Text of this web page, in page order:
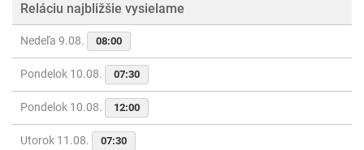
Reláciu najbližšie vysielame
Nedeľa 9.08. 08:00
Pondelok 10.08. 07:30
Pondelok 10.08. 12:00
Utorok 11.08. 07:30